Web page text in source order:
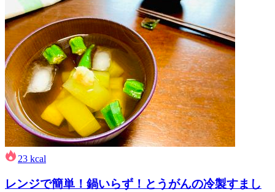
23 kcal
レンジで簡単！鍋いらず！とうがんの冷製すまし